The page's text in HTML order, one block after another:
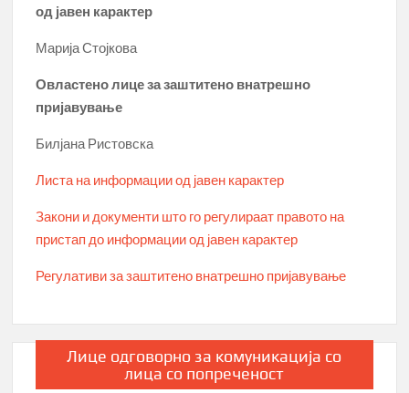
од јавен карактер
Марија Стојкова
Овластено лице за заштитено внатрешно
пријавување
Билјана Ристовска
Листа на информации од јавен карактер
Закони и документи што го регулираат правото на
пристап до информации од јавен карактер
Регулативи за заштитено внатрешно пријавување
Лице одговорно за комуникација со
лица со попреченост